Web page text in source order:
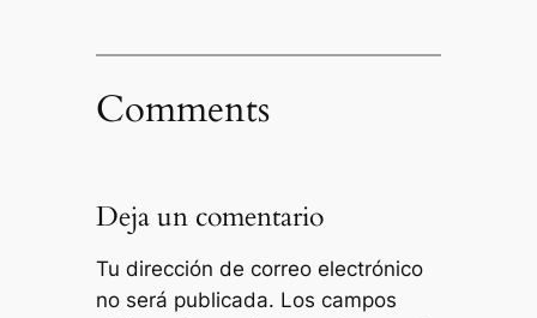
Comments
Deja un comentario
Tu dirección de correo electrónico
no será publicada. Los campos